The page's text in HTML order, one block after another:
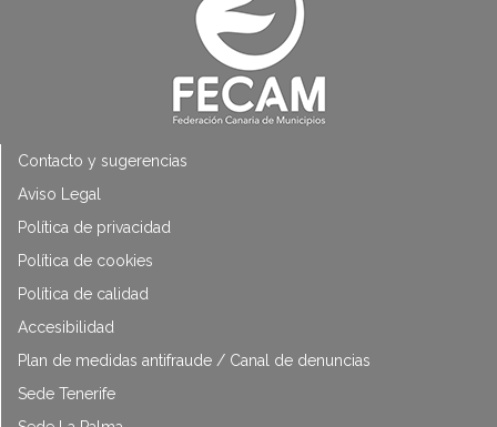
Contacto y sugerencias
Aviso Legal
Política de privacidad
Política de cookies
Política de calidad
Accesibilidad
Plan de medidas antifraude / Canal de denuncias
Sede Tenerife